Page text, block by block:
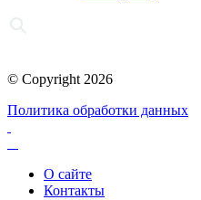
© Copyright 2026
Политика обработки данных
О сайте
Контакты